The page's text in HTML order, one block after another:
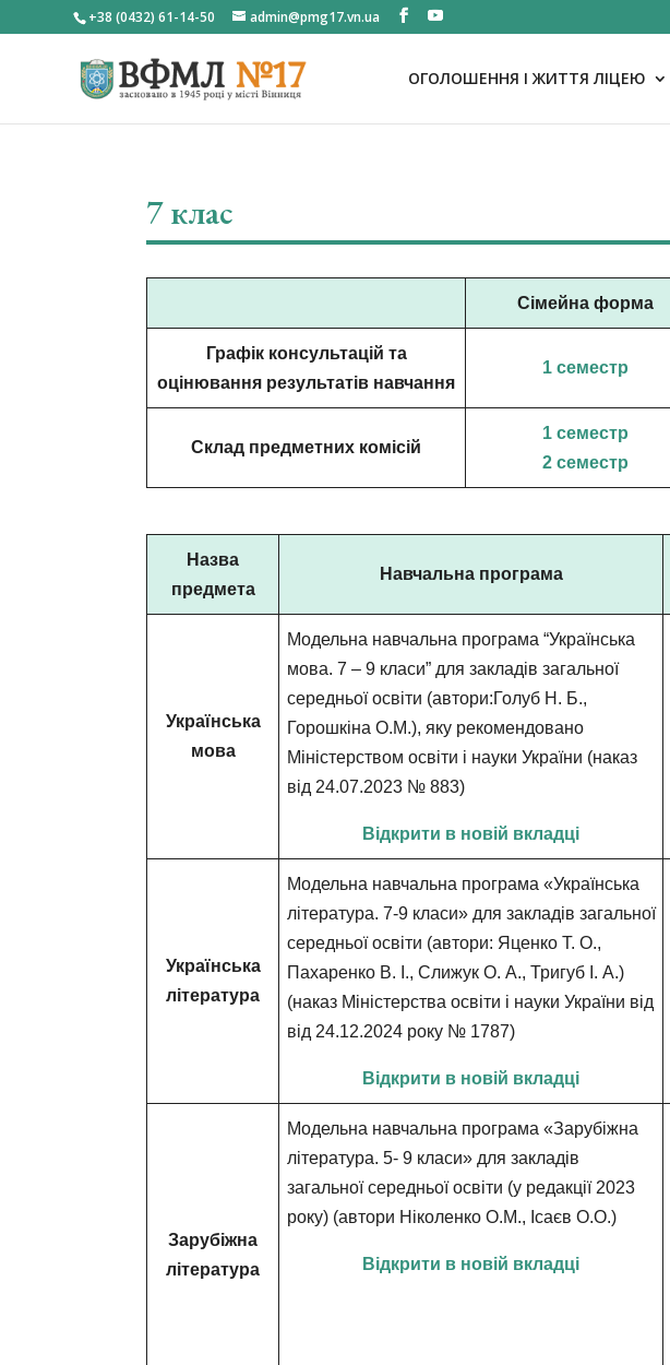
+38 (0432) 61-14-50 admin@pmg17.vn.ua
ОГОЛОШЕННЯ І ЖИТТЯ ЛІЦЕЮ
7 клас
Сімейна форма
Графікконсультацій та
оцінювання результатів навчання
1 семестр
Склад предметних комісій
1 семестр
2 семестр
Назва
предмета
Навчальна програма
Українська
мова
Модельна навчальна програма “Українська
мова. 7 – 9 класи” для закладів загальної
середньої освіти (автори:Голуб Н. Б.,
Горошкіна О.М.), яку рекомендовано
Міністерством освіти і науки України (наказ
від 24.07.2023 № 883)
Відкрити в новій вкладці
Українська
література
Модельна навчальна програма «Українська
література. 7-9 класи» для закладів загальної
середньої освіти (автори: Яценко Т. О.,
Пахаренко В. І., Слижук О. А., Тригуб І. А.)
(наказ Міністерства освіти і науки України від
від 24.12.2024 року № 1787)
Відкрити в новій вкладці
Зарубіжна
література
Модельна навчальна програма «Зарубіжна
література. 5- 9 класи» для закладів
загальної середньої освіти (у редакції 2023
року) (автори Ніколенко О.М., Ісаєв О.О.)
Відкрити в новій вкладці